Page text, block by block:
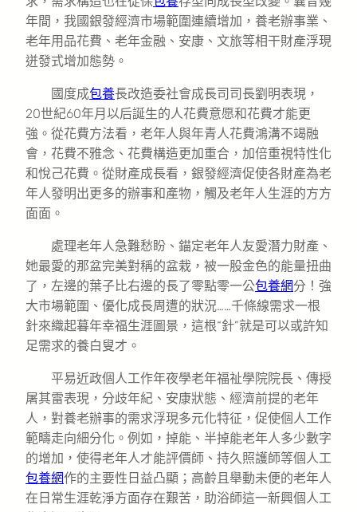
年間，我國銀發經濟市場範圍連續增加，養老辦事業、
老年用品花費、老年金融、安康、文旅等相干財產浮現
迸發式增加態勢。
國度成包養長改造委社會成長司司長劉明表現，
20世紀60年月以后誕生的人花費意愿和花費才能更
強。從花費方法看，老年人與年青人花費鴻溝不竭融
會，花費不雅念、花費構造更加重合，加倍重視特性化
和悅己花費。從財產成長看，銀發經濟促使各財產為老
年人發明出更多的辦事和產物，觸及老年人生涯的方方
面面。
處理老年人急難愁盼、錨定老年人友愛潛力財產、
她最愛的那盆完美對稱的盆栽，被一股金色的能量扭曲
了，左邊的葉子比右邊的長了零點零一公包養網分！強
大市場範圍、優化成長周遭的狀況……千條線需求一根
針來織起暮年幸福生涯圖景，這根“針”就是可以或許知
足需求的養白叟才。
平易近政個人工作年夜學老年福祉學院院長、傳授
屠其雷表現，分歧年紀、安康狀態、經濟前提的老年
人，對養老辦事的需求浮現多元化特征，促使個人工作
範疇走向細分化。例如，掉能、半掉能老年人多少數字
的增加，使得老年人才能評價師、持久照護師等個人工
包養網作的主要性日益凸顯；高齡且舉動未便的老年人
在日常生涯乾淨方面存在艱苦，助浴師這一新興個人工